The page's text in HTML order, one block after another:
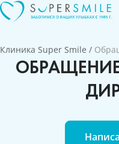
Клиника Super Smile /